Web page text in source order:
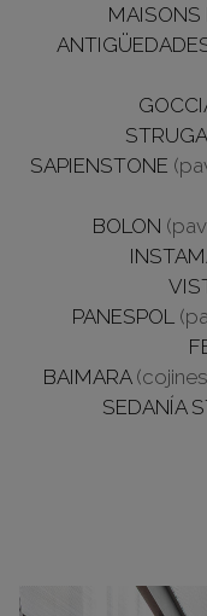
MAISONS
SAPIENSTONE
BOLON
PANESPOL
BAIMARA
SEDANÍA